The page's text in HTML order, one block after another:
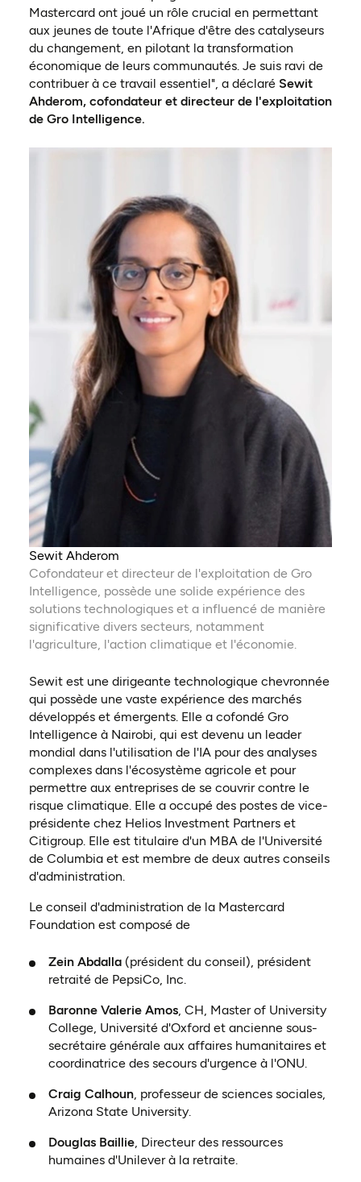
Mastercard ont joué un rôle crucial en permettant
aux jeunes de toute l'Afrique d'être des catalyseurs
du changement, en pilotant la transformation
économique de leurs communautés. Je suis ravi de
contribuer à ce travail essentiel", a déclaréSewit
Ahderom, cofondateur et directeur de l'exploitation
de Gro Intelligence.
Sewit Ahderom
Cofondateur et directeur de l'exploitation de Gro
Intelligence, possède une solide expérience des
solutions technologiques et a influencé de manière
significative divers secteurs, notamment
l'agriculture, l'action climatique et l'économie.
Sewit est une dirigeante technologique chevronnée
qui possède une vaste expérience des marchés
développés et émergents. Elle a cofondé Gro
Intelligence à Nairobi, qui est devenu un leader
mondial dans l'utilisation de l'IA pour des analyses
complexes dans l'écosystème agricole et pour
permettre aux entreprises de se couvrir contre le
risque climatique. Elle a occupé des postes de vice-
présidente chez Helios Investment Partners et
Citigroup. Elle est titulaire d'un MBA de l'Université
de Columbia et est membre de deux autres conseils
d'administration.
Le conseil d'administration de la Mastercard
Foundation est composé de
Zein Abdalla(président du conseil), président
retraité de PepsiCo, Inc.
Baronne Valerie Amos, CH, Master of University
College, Université d'Oxford et ancienne sous-
secrétaire générale aux affaires humanitaires et
coordinatrice des secours d'urgence à l'ONU.
Craig Calhoun, professeur de sciences sociales,
Arizona State University.
Douglas Baillie, Directeur des ressources
humaines d'Unilever à la retraite.